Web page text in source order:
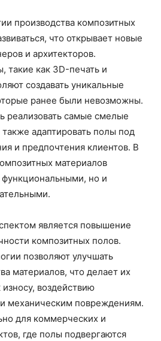
производства композитных
что открывает новые
и архитекторов.
как 3D-печать и
создавать уникальные
ранее были невозможны.
реализовать самые смелые
адаптировать полы под
и предпочтения клиентов. В
материалов
функциональными, но и
является повышение
композитных полов.
позволяют улучшать
материалов, что делает их
воздействию
механическим повреждениям.
для коммерческих и
где полы подвергаются